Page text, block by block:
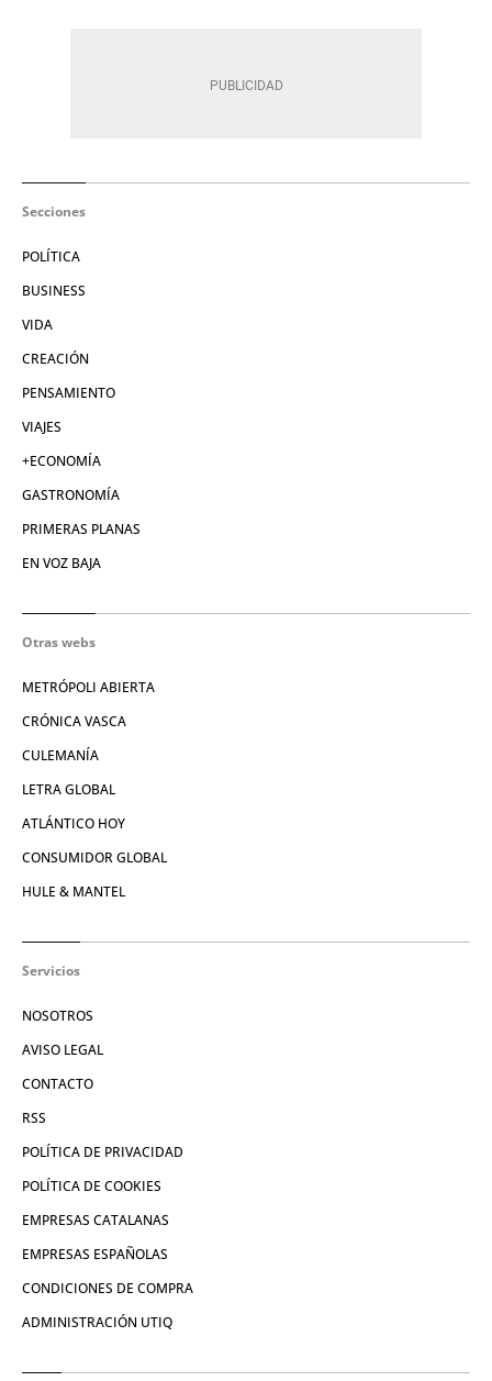
Secciones
POLÍTICA
BUSINESS
VIDA
CREACIÓN
PENSAMIENTO
VIAJES
+ECONOMÍA
GASTRONOMÍA
PRIMERAS PLANAS
EN VOZ BAJA
Otras webs
METRÓPOLI ABIERTA
CRÓNICA VASCA
CULEMANÍA
LETRA GLOBAL
ATLÁNTICO HOY
CONSUMIDOR GLOBAL
HULE & MANTEL
Servicios
NOSOTROS
AVISO LEGAL
CONTACTO
RSS
POLÍTICA DE PRIVACIDAD
POLÍTICA DE COOKIES
EMPRESAS CATALANAS
EMPRESAS ESPAÑOLAS
CONDICIONES DE COMPRA
ADMINISTRACIÓN UTIQ